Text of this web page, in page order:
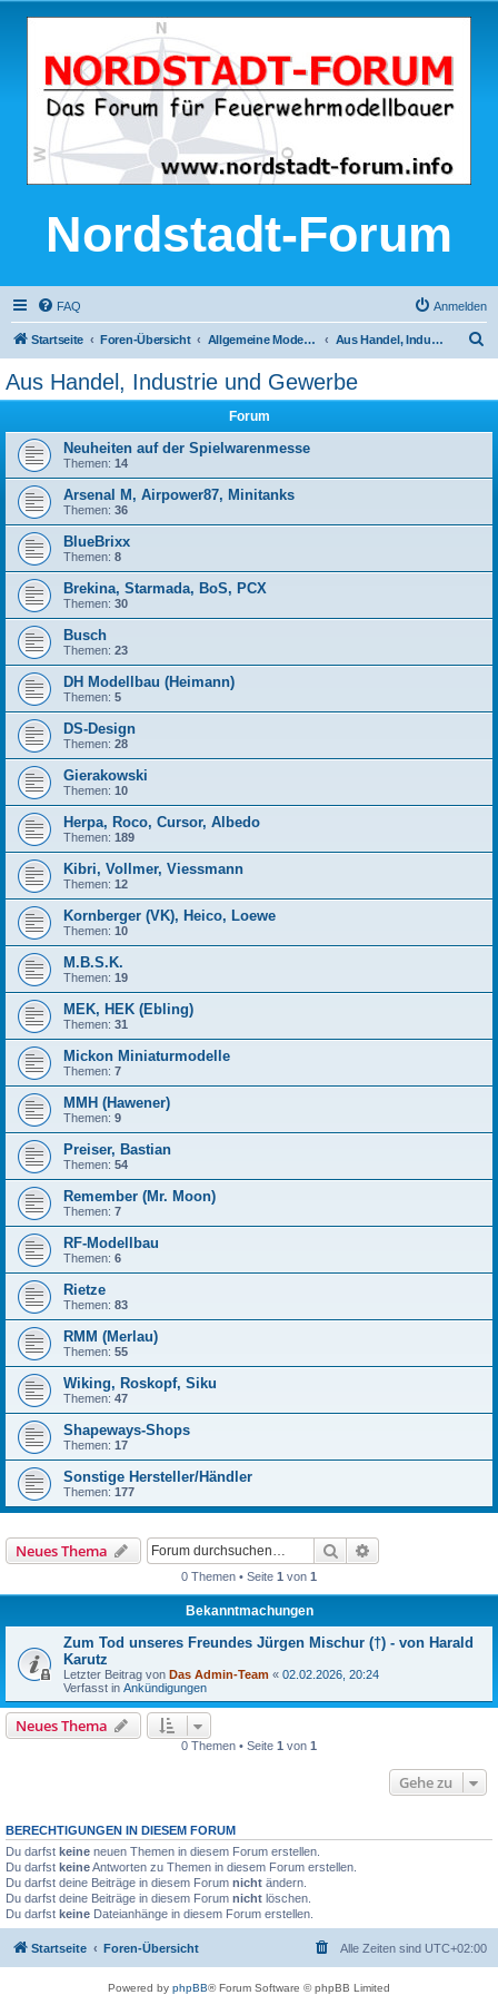
Nordstadt-Forum
FAQ Anmelden
Startseite Foren-Übersicht Allgemeine Modellbau-Themen Aus Handel, Industrie und Gewerbe
Aus Handel, Industrie und Gewerbe
Forum
Neuheiten auf der Spielwarenmesse
Themen: 14
Arsenal M, Airpower87, Minitanks
Themen: 36
BlueBrixx
Themen: 8
Brekina, Starmada, BoS, PCX
Themen: 30
Busch
Themen: 23
DH Modellbau (Heimann)
Themen: 5
DS-Design
Themen: 28
Gierakowski
Themen: 10
Herpa, Roco, Cursor, Albedo
Themen: 189
Kibri, Vollmer, Viessmann
Themen: 12
Kornberger (VK), Heico, Loewe
Themen: 10
M.B.S.K.
Themen: 19
MEK, HEK (Ebling)
Themen: 31
Mickon Miniaturmodelle
Themen: 7
MMH (Hawener)
Themen: 9
Preiser, Bastian
Themen: 54
Remember (Mr. Moon)
Themen: 7
RF-Modellbau
Themen: 6
Rietze
Themen: 83
RMM (Merlau)
Themen: 55
Wiking, Roskopf, Siku
Themen: 47
Shapeways-Shops
Themen: 17
Sonstige Hersteller/Händler
Themen: 177
Neues Thema Suche
0 Themen • Seite 1 von 1
Bekanntmachungen
Zum Tod unseres Freundes Jürgen Mischur (†) - von Harald
Karutz
Letzter Beitrag von Das Admin-Team « 02.02.2026, 20:24
Verfasst in Ankündigungen
Neues Thema
0 Themen • Seite 1 von 1
Gehe zu
BERECHTIGUNGEN IN DIESEM FORUM
Du darfst keine neuen Themen in diesem Forum erstellen.
Du darfst keineAntworten zu Themen in diesem Forum erstellen.
Du darfst deine Beiträge in diesem Forum nicht ändern.
Du darfst deine Beiträge in diesem Forum nicht löschen.
Du darfst keine Dateianhänge in diesem Forum erstellen.
Startseite Foren-Übersicht Alle Zeiten sind UTC+02:00
Powered by phpBB® Forum Software © phpBB Limited